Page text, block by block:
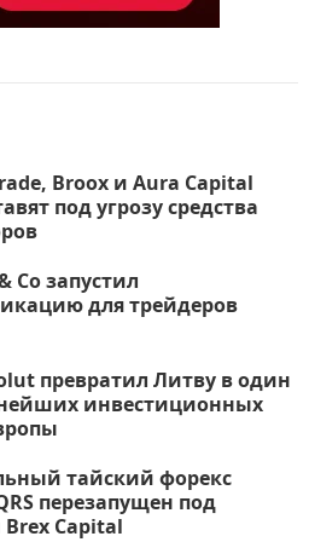
Broox и Aura Capital
под угрозу средства
Co запустил
для трейдеров
превратил Литву в один
инвестиционных
тайский форекс
перезапущен под
Capital